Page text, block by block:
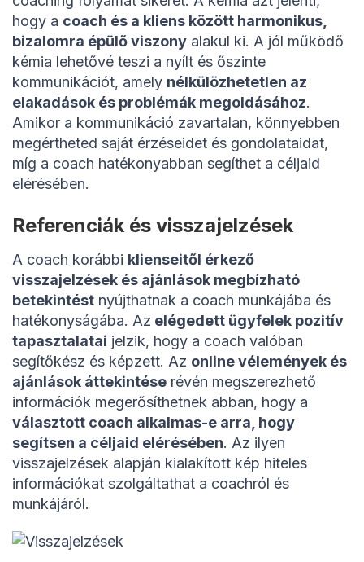
hogy a coach és a kliens között harmonikus,
bizalomra épülő viszony alakul ki. A jól működő
kémia lehetővé teszi a nyílt és őszinte
kommunikációt, amely nélkülözhetetlen az
elakadások és problémák megoldásához.
Amikor a kommunikáció zavartalan, könnyebben
megértheted saját érzéseidet és gondolataidat,
míg a coach hatékonyabban segíthet a céljaid
elérésében.
Referenciák és visszajelzések
A coach korábbi klienseitől érkező
visszajelzések és ajánlások megbízható
betekintést nyújthatnak a coach munkájába és
hatékonyságába. Az elégedett ügyfelek pozitív
tapasztalatai jelzik, hogy a coach valóban
segítőkész és képzett. Az online vélemények és
ajánlások áttekintése révén megszerezhető
információk megerősíthetnek abban, hogy a
választott coach alkalmas-e arra, hogy
segítsen a céljaid elérésében. Az ilyen
visszajelzések alapján kialakított kép hiteles
információkat szolgáltathat a coachról és
munkájáról.